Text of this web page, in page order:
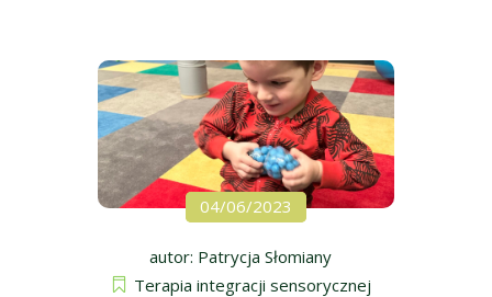
04/06/2023
autor: Patrycja Słomiany
Terapia integracji sensorycznej